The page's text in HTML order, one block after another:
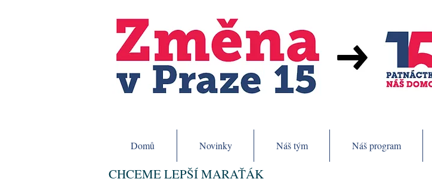
Domů Novinky Náš tým Náš program
CHCEME LEPŠÍ MARAŤÁK